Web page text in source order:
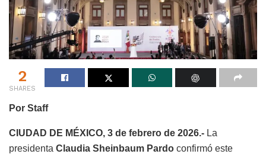
2
SHARES
Por Staff
CIUDAD DE MÉXICO, 3 de febrero de 2026.- La
presidenta Claudia Sheinbaum Pardo confirmó este